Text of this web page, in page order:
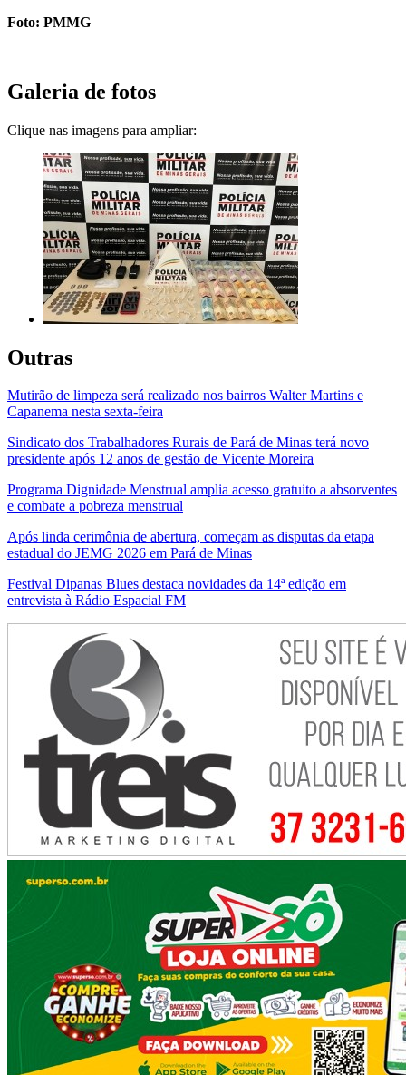
Foto: PMMG
Galeria de fotos
Clique nas imagens para ampliar:
Outras
Mutirão de limpeza será realizado nos bairros Walter Martins e
Capanema nesta sexta-feira
Sindicato dos Trabalhadores Rurais de Pará de Minas terá novo
presidente após 12 anos de gestão de Vicente Moreira
Programa Dignidade Menstrual amplia acesso gratuito a absorventes
e combate a pobreza menstrual
Após linda cerimônia de abertura, começam as disputas da etapa
estadual do JEMG 2026 em Pará de Minas
Festival Dipanas Blues destaca novidades da 14ª edição em
entrevista à Rádio Espacial FM